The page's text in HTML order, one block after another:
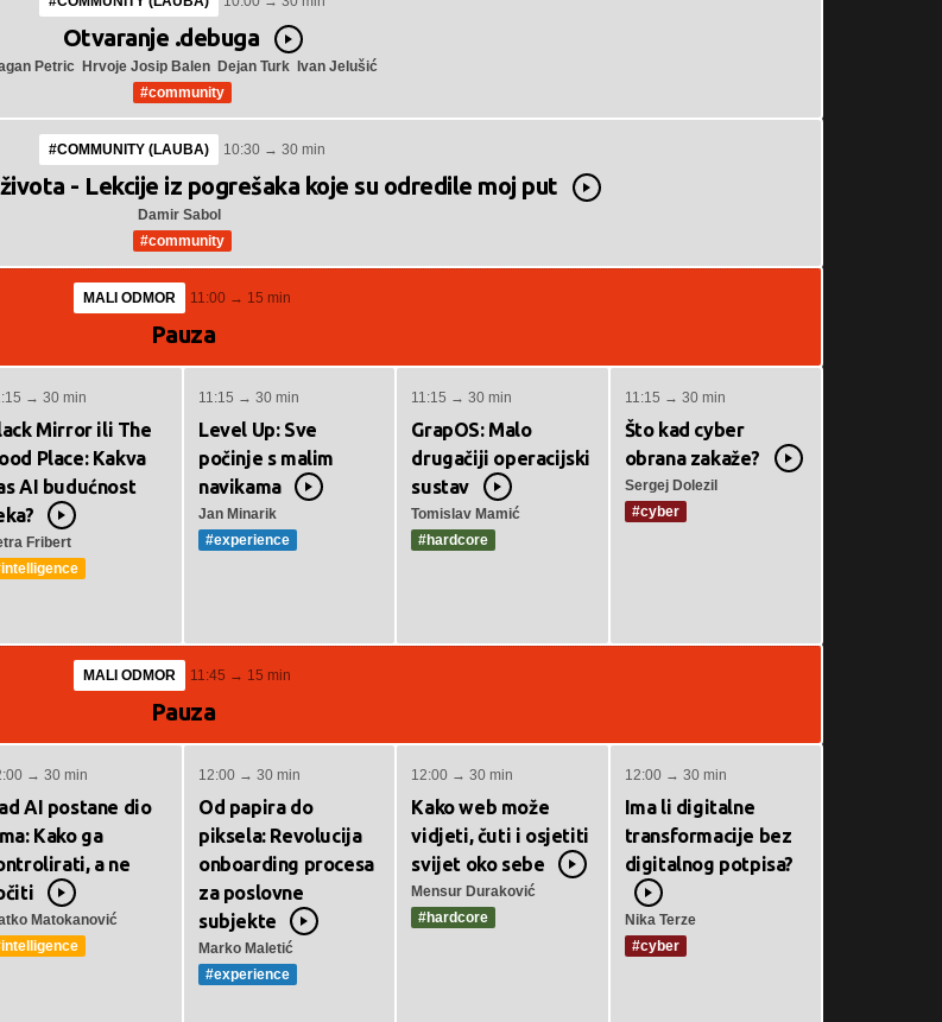
Otvaranje .debuga
Video
Petric Hrvoje Josip Balen Dejan Turk
Ivan Jelušić
#community
#COMMUNITY (LAUBA) 10:30 → 30 min
- Lekcije iz pogrešaka koje su odredile moj put
Video
Damir Sabol
#community
MALI ODMOR 11:00 → 15 min
Pauza
→ 30 min
Mirror ili The
Place: Kakva
AI budućnost
Video
Fribert
11:15 → 30 min
Level Up: Sve
počinje s malim
navikama
Video
Jan Minarik
#experience
11:15 → 30 min
GrapOS: Malo
drugačiji operacijski
sustav
Video
Tomislav Mamić
#hardcore
11:15 → 30 min
Što kad cyber
obrana zakaže?
Video
Sergej Dolezil
#cyber
MALI ODMOR 11:45 → 15 min
Pauza
→ 30 min
AI postane dio
Kako ga
a ne
Video
Matokanović
12:00 → 30 min
Od papira do
piksela: Revolucija
onboarding procesa
za poslovne
subjekte
Video
Marko Maletić
#experience
12:00 → 30 min
Kako web može
vidjeti, čuti i osjetiti
svijet oko sebe
Video
Mensur Duraković
#hardcore
12:00 → 30 min
Ima li digitalne
transformacije bez
digitalnog potpisa?
Video
Nika Terze
#cyber